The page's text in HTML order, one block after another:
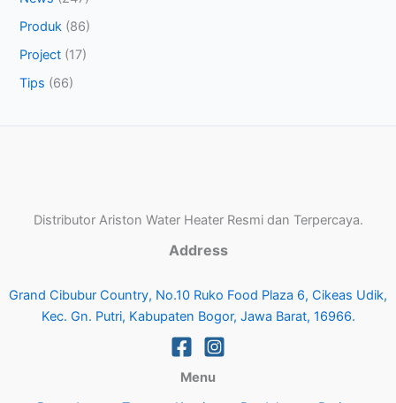
Produk (86)
Project (17)
Tips (66)
Distributor Ariston Water Heater Resmi dan Terpercaya.
Address
Grand Cibubur Country, No.10 Ruko Food Plaza 6, Cikeas Udik,
Kec. Gn. Putri, Kabupaten Bogor, Jawa Barat, 16966.
Menu